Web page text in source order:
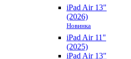
iPad Air 13"
(2026)
Новинка
iPad Air 11"
(2025)
iPad Air 13"